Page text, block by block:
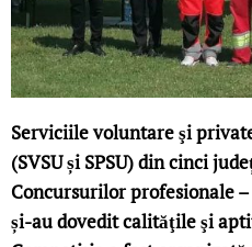
Serviciile voluntare şi
(SVSU și SPSU) din cinci
Concursurilor profesionale
și-au dovedit calităţile şi